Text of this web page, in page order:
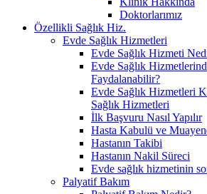
Doktorlarımız
Özellikli Sağlık Hiz.
Evde Sağlık Hizmetleri
Evde Sağlık Hizmeti
Evde Sağlık
Faydalanabilir?
Evde Sağlık Hizmetleri
Sağlık Hizmetleri
İlk Başvuru Nasıl Yapılır
Hasta Kabulü ve
Hastanın Takibi
Hastanın Nakil Süreci
Evde sağlık hizmetinin
Palyatif Bakım